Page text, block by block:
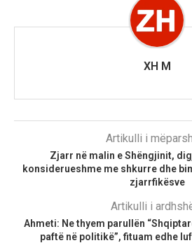
XH M
Artikulli i
Zjarr në malin e Shëngjinit,
konsiderueshme me shkurre dhe
zjarrfikësve
Artikulli i
Ahmeti: Ne thyem parullën
paftë në politikë”, fituam edhe